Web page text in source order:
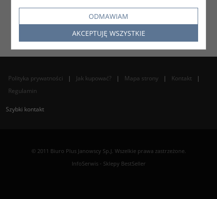
Polityka prywatności | Jak kupować? | Mapa strony | Kontakt
|
Regulamin
Szybki kontakt
© 2011 Biuro Plus Janowscy Sp.J. Wszelkie prawa zastrzeżone.
InfoSerwis- Sklepy BestSeller
ODMAWIAM
AKCEPTUJĘ WSZYSTKIE